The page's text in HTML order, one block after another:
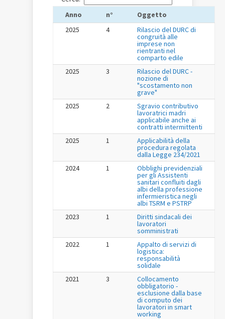
Anno
n°
Oggetto
2025
4 Rilascio del DURC di
congruità alle
imprese non
rientranti nel
comparto edile
2025
3 Rilascio del DURC -
nozione di
"scostamento non
grave"
2025
2 Sgravio contributivo
lavoratrici madri
applicabile anche ai
contratti intermittenti
2025
1 Applicabilità della
procedura regolata
dalla Legge 234/2021
2024
1 Obblighi previdenziali
per gli Assistenti
sanitari confluiti dagli
albi della professione
infermieristica negli
albi TSRM e PSTRP
2023
1 Diritti sindacali dei
lavoratori
somministrati
2022
1 Appalto di servizi di
logistica:
responsabilità
solidale
2021
3 Collocamento
obbligatorio -
esclusione dalla base
di computo dei
lavoratori in smart
working